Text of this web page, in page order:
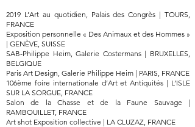
2019 L’Art au quotidien, Palais des Congrès | TOURS,
FRANCE
Exposition personnelle « Des Animaux et des Hommes »
| GENÈVE, SUISSE
SAB-Philippe Heim, Galerie Costermans | BRUXELLES,
BELGIQUE
Paris Art Design, Galerie Philippe Heim | PARIS, FRANCE
106ème foire internationale d’Art et Antiquités | L’ISLE
SUR LA SORGUE, FRANCE
Salon de la Chasse et de la Faune Sauvage |
RAMBOUILLET, FRANCE
Art shot Exposition collective | LA CLUZAZ, FRANCE